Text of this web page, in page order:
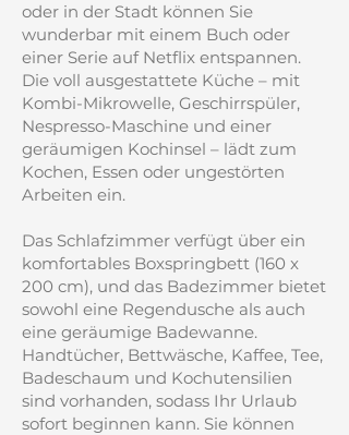
oder in der Stadt können Sie
wunderbar mit einem Buch oder
einer Serie auf Netflix entspannen.
Die voll ausgestattete Küche – mit
Kombi-Mikrowelle, Geschirrspüler,
Nespresso-Maschine und einer
geräumigen Kochinsel – lädt zum
Kochen, Essen oder ungestörten
Arbeiten ein.
Das Schlafzimmer verfügt über ein
komfortables Boxspringbett (160 x
200 cm), und das Badezimmer bietet
sowohl eine Regendusche als auch
eine geräumige Badewanne.
Handtücher, Bettwäsche, Kaffee, Tee,
Badeschaum und Kochutensilien
sind vorhanden, sodass Ihr Urlaub
sofort beginnen kann. Sie können